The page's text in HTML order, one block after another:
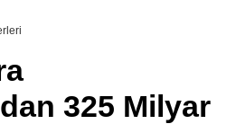
TikTok
325 Milyar